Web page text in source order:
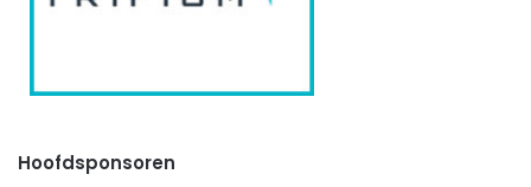
Hoofdsponsoren